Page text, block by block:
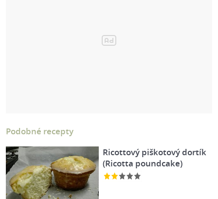
Podobné recepty
Ricottový piškotový dortík
(Ricotta poundcake)